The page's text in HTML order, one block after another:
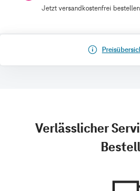
Jetzt versandkostenfrei